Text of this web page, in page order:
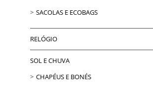
SACOLAS E ECOBAGS
RELÓGIO
SOL E CHUVA
CHAPÉUS E BONÉS